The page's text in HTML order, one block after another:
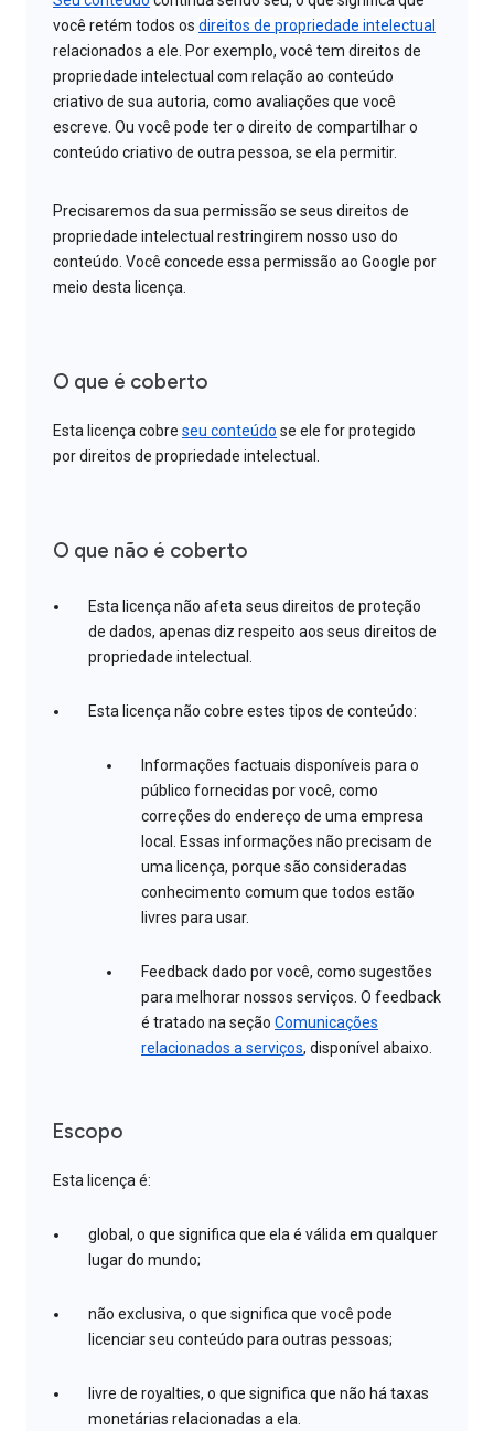
você retém todos os direitos de propriedade intelectual
relacionados a ele. Por exemplo, você tem direitos de
propriedade intelectual com relação ao conteúdo
criativo de sua autoria, como avaliações que você
escreve. Ou você pode ter o direito de compartilhar o
conteúdo criativo de outra pessoa, se ela permitir.
Precisaremos da sua permissão se seus direitos de
propriedade intelectual restringirem nosso uso do
conteúdo. Você concede essa permissão ao Google por
meio desta licença.
O que é coberto
Esta licença cobre seu conteúdo se ele for protegido
por direitos de propriedade intelectual.
O que não é coberto
Esta licença não afeta seus direitos de proteção
de dados, apenas diz respeito aos seus direitos de
propriedade intelectual.
Esta licença não cobre estes tipos de conteúdo:
Informações factuais disponíveis para o
público fornecidas por você, como
correções do endereço de uma empresa
local. Essas informações não precisam de
uma licença, porque são consideradas
conhecimento comum que todos estão
livres para usar.
Feedback dado por você, como sugestões
para melhorar nossos serviços. O feedback
é tratado na seção Comunicações
relacionados a serviços, disponível abaixo.
Escopo
Esta licença é:
global, o que significa que ela é válida em qualquer
lugar do mundo;
não exclusiva, o que significa que você pode
licenciar seu conteúdo para outras pessoas;
livre de royalties, o que significa que não há taxas
monetárias relacionadas a ela.